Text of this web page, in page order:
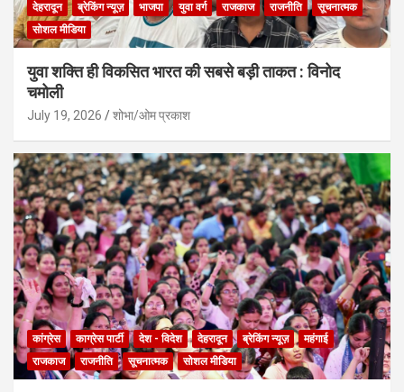
देहरादून ब्रेकिंग न्यूज़ भाजपा युवा वर्ग राजकाज राजनीति
सूचनात्मक
सोशल मीडिया
युवा शक्ति ही विकसित भारत की सबसे बड़ी ताकत : विनोद
चमोली
July 19, 2026 शोभा/ओम प्रकाश
कांग्रेस काग्रेस पार्टी देश - विदेश देहरादून ब्रेकिंग न्यूज़
महंगाई
राजकाज
राजनीति सूचनात्मक सोशल मीडिया